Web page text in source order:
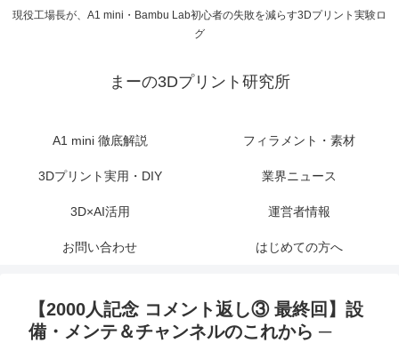
現役工場長が、A1 mini・Bambu Lab初心者の失敗を減らす3Dプリント実験ロ
グ
まーの3Dプリント研究所
A1 mini 徹底解説 フィラメント・素材
3Dプリント実用・DIY 業界ニュース
3D×AI活用 運営者情報
お問い合わせ はじめての方へ
【2000人記念 コメント返し③ 最終回】設
備・メンテ＆チャンネルのこれから ─